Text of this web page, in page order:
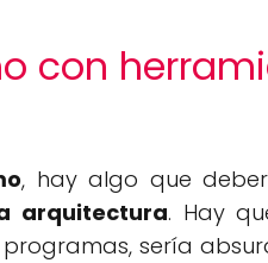
con
, hay algo que
arquitectura. Hay
sería